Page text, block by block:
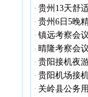
· 贵州13天舒
· 贵州6日5晚
· 镇远考察会
· 晴隆考察会
· 贵阳接机夜
· 贵阳机场接
· 关岭县公务